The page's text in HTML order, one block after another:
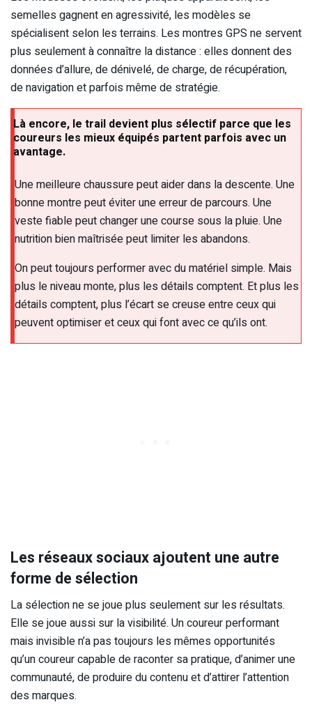
semelles gagnent en agressivité, les modèles se
spécialisent selon les terrains. Les montres GPS ne servent
plus seulement à connaître la distance : elles donnent des
données d’allure, de dénivelé, de charge, de récupération,
de navigation et parfois même de stratégie.
Là encore, le trail devient plus sélectif parce que les
coureurs les mieux équipés partent parfois avec un
avantage.
Une meilleure chaussure peut aider dans la descente. Une
bonne montre peut éviter une erreur de parcours. Une
veste fiable peut changer une course sous la pluie. Une
nutrition bien maîtrisée peut limiter les abandons.
On peut toujours performer avec du matériel simple. Mais
plus le niveau monte, plus les détails comptent. Et plus les
détails comptent, plus l’écart se creuse entre ceux qui
peuvent optimiser et ceux qui font avec ce qu’ils ont.
Les réseaux sociaux ajoutent une autre
forme de sélection
La sélection ne se joue plus seulement sur les résultats.
Elle se joue aussi sur la visibilité. Un coureur performant
mais invisible n’a pas toujours les mêmes opportunités
qu’un coureur capable de raconter sa pratique, d’animer une
communauté, de produire du contenu et d’attirer l’attention
des marques.